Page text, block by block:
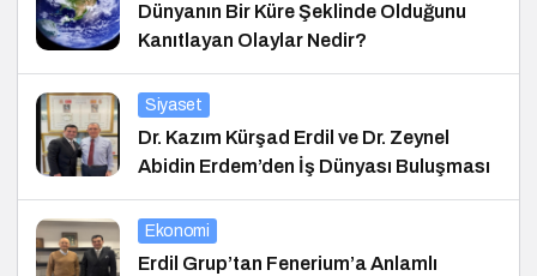
Dünyanın Bir Küre Şeklinde Olduğunu
Kanıtlayan Olaylar Nedir?
Siyaset
Dr. Kazım Kürşad Erdil ve Dr. Zeynel
Abidin Erdem’den İş Dünyası Buluşması
Ekonomi
Erdil Grup’tan Fenerium’a Anlamlı